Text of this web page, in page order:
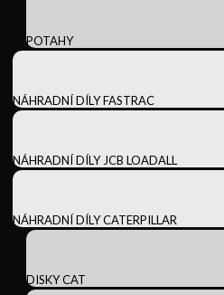
POTAHY
NÁHRADNÍ DÍLY FASTRAC
NÁHRADNÍ DÍLY JCB LOADALL
NÁHRADNÍ DÍLY CATERPILLAR
DISKY CAT